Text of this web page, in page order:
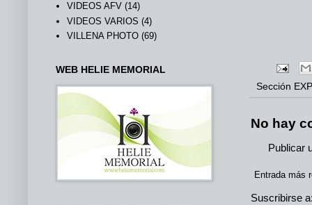
Sección
No hay
Publicar
Entrada más
Suscribirse
VIDEOS AFV (14)
VIDEOS VARIOS (4)
VILLENA PHOTO (69)
WEB HELIE MEMORIAL